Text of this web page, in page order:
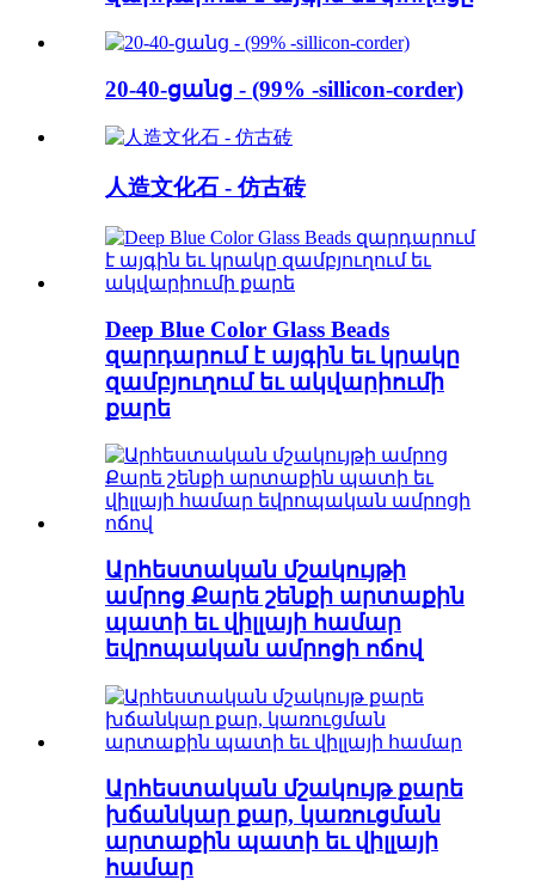
20-40-ցանց - (99% -sillicon-corder)
人造文化石 - 仿古砖
Deep Blue Color Glass Beads
զարդարում է այգին եւ կրակը
զամբյուղում եւ ակվարիումի
քարե
Արհեստական ​​մշակույթի
ամրոց Քարե շենքի արտաքին
պատի եւ վիլլայի համար
եվրոպական ամրոցի ոճով
Արհեստական ​​մշակույթ քարե
խճանկար քար, կառուցման
արտաքին պատի եւ վիլլայի
համար